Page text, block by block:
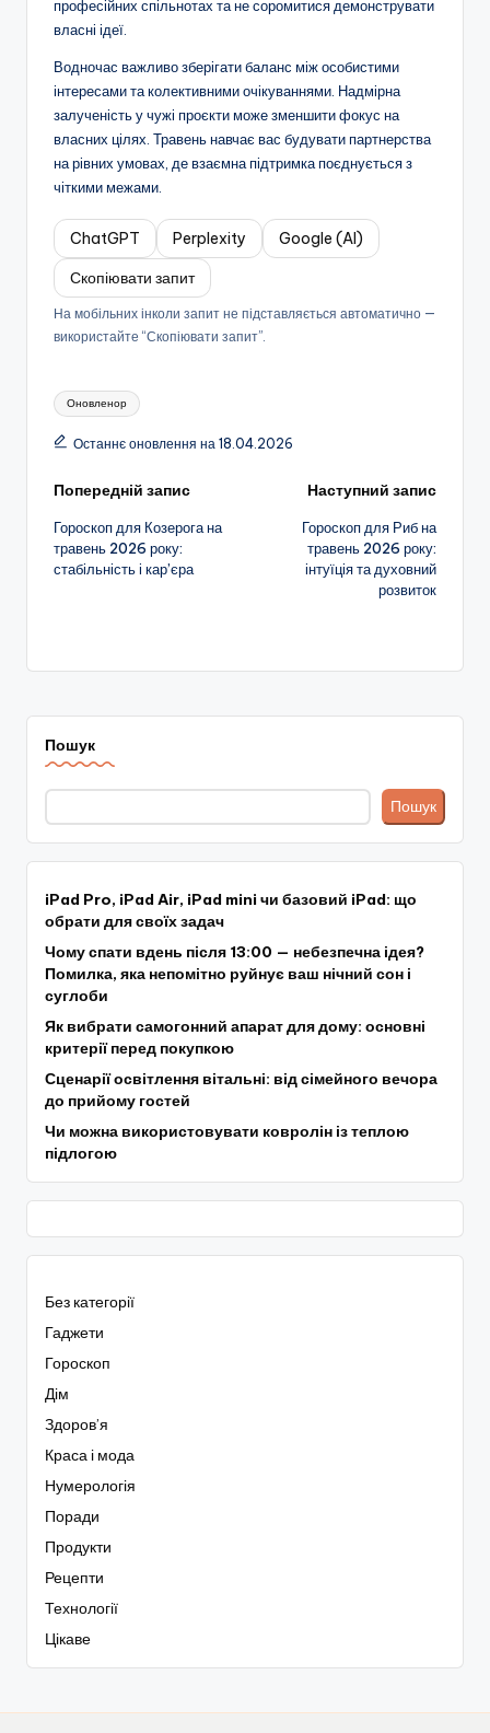
професійних спільнотах та не соромитися демонструвати
власні ідеї.
Водночас важливо зберігати баланс між особистими
інтересами та колективними очікуваннями. Надмірна
залученість у чужі проєкти може зменшити фокус на
власних цілях. Травень навчає вас будувати партнерства
на рівних умовах, де взаємна підтримка поєднується з
чіткими межами.
ChatGPT Perplexity
Google (AI)
Скопіювати запит
На мобільних інколи запит не підставляється автоматично —
використайте “Скопіювати запит”.
Позначки:
Оновленор
Останнє оновлення на 18.04.2026
Навігація
по
запису
Попередній запис
Гороскоп для Козерога на
травень 2026 року:
стабільність і кар’єра
Наступний запис
Гороскоп для Риб на
травень 2026 року:
інтуїція та духовний
розвиток
Пошук
Пошук
iPad Pro, iPad Air, iPad mini чи базовий iPad: що
обрати для своїх задач
Чому спати вдень після 13:00 — небезпечна ідея?
Помилка, яка непомітно руйнує ваш нічний сон і
суглоби
Як вибрати самогонний апарат для дому: основні
критерії перед покупкою
Сценарії освітлення вітальні: від сімейного вечора
до прийому гостей
Чи можна використовувати ковролін із теплою
підлогою
Без категорії
Гаджети
Гороскоп
Дім
Здоров’я
Краса і мода
Нумерологія
Поради
Продукти
Рецепти
Технології
Цікаве